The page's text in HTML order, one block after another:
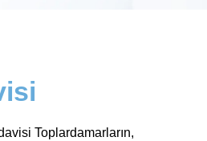
Toplardamarların,